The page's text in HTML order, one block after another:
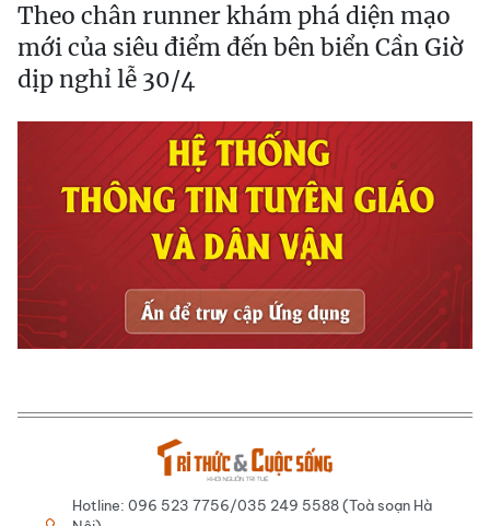
Theo chân runner khám phá diện mạo
mới của siêu điểm đến bên biển Cần Giờ
dịp nghỉ lễ 30/4
Hotline: 096 523 7756/035 249 5588 (Toà soạn Hà